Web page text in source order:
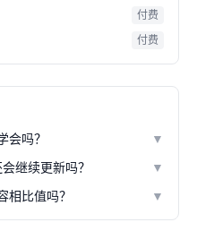
付费
付费
会吗？
▼
继续更新吗？
▼
相比值吗？
▼